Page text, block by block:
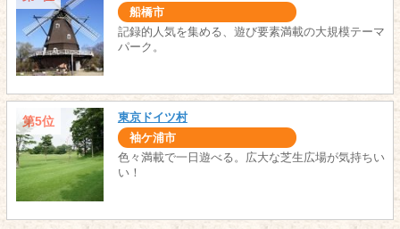
船橋市
記録的人気を集める、遊び要素満載の大規模テーマ
パーク。
第5位 東京ドイツ村
袖ケ浦市
色々満載で一日遊べる。広大な芝生広場が気持ちい
い！